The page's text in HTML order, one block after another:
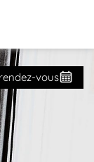
vous